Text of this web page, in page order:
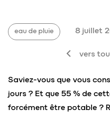
eau de pluie 8 juillet
vers
Saviez-vous que vous
jours ? Et que 55 % de
forcément être potable ?